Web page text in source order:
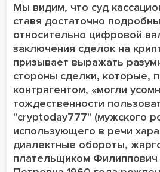
Мы видим, что суд
ставя достаточно
относительно цифровой
заключения сделок на
призывает выражать
стороны сделки, которые,
контрагентом, «могли
тождественности
"cryptoday777" (мужского
использующего в речи
диалектные обороты,
плательщиком